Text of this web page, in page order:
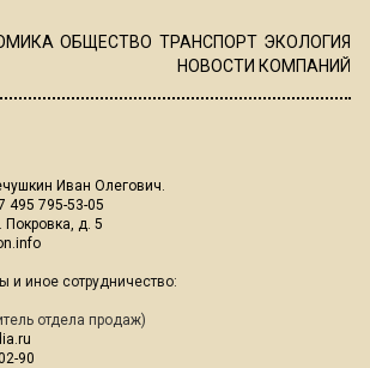
ОБЩЕСТВО ТРАНСПОРТ ЭКОЛОГИЯ
НОВОСТИ КОМПАНИЙ
Иван Олегович.
495 795-53-05
Покровка, д. 5
и иное сотрудничество:
отдела продаж)
90